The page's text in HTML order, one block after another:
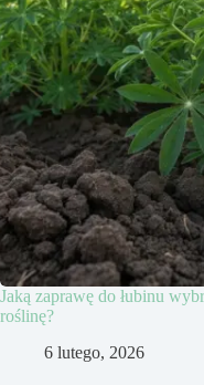
Jaką zaprawę do łubinu
roślinę?
6 lutego, 2026